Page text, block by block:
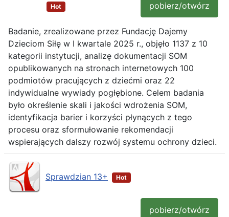
Hot pobierz/otwórz
Badanie, zrealizowane przez Fundację Dajemy
Dzieciom Siłę w I kwartale 2025 r., objęło 1137 z 10
kategorii instytucji, analizę dokumentacji SOM
opublikowanych na stronach internetowych 100
podmiotów pracujących z dziećmi oraz 22
indywidualne wywiady pogłębione. Celem badania
było określenie skali i jakości wdrożenia SOM,
identyfikacja barier i korzyści płynących z tego
procesu oraz sformułowanie rekomendacji
wspierających dalszy rozwój systemu ochrony dzieci.
Sprawdzian 13+ Hot
pobierz/otwórz